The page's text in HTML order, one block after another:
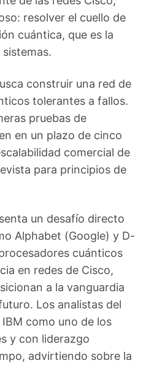
resolver el cuello de
cuántica, que es la
construir una red de
tolerantes a fallos.
pruebas de
en un plazo de cinco
comercial de
para principios de
un desafío directo
Alphabet (Google) y D-
cuánticos
en redes de Cisco,
a la vanguardia
Los analistas del
como uno de los
y con liderazgo
advirtiendo sobre la